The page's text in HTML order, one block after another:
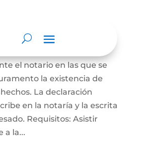
declaración bajo la
verbales o escritas
el notario en las que se
la existencia de
La declaración
en la notaría y la escrita
Requisitos: Asistir
a la...